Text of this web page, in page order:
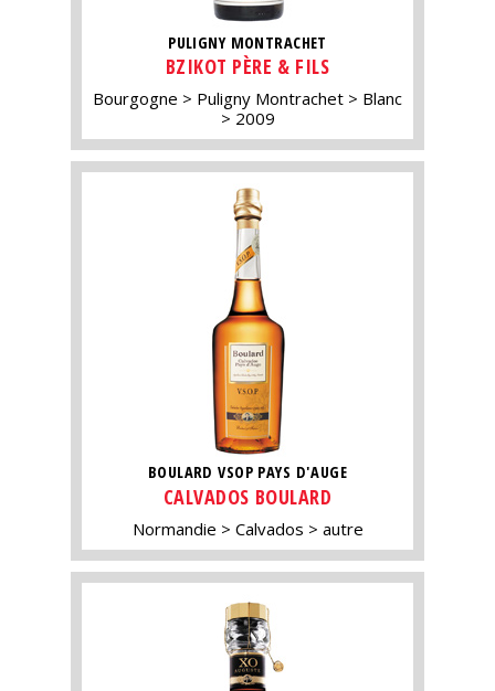
PULIGNY MONTRACHET
BZIKOT PÈRE & FILS
Bourgogne Puligny Montrachet
Blanc
2009
BOULARD VSOP PAYS D'AUGE
CALVADOS BOULARD
Normandie Calvados autre